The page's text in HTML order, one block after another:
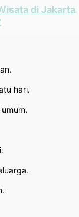
di Jakarta
hari.